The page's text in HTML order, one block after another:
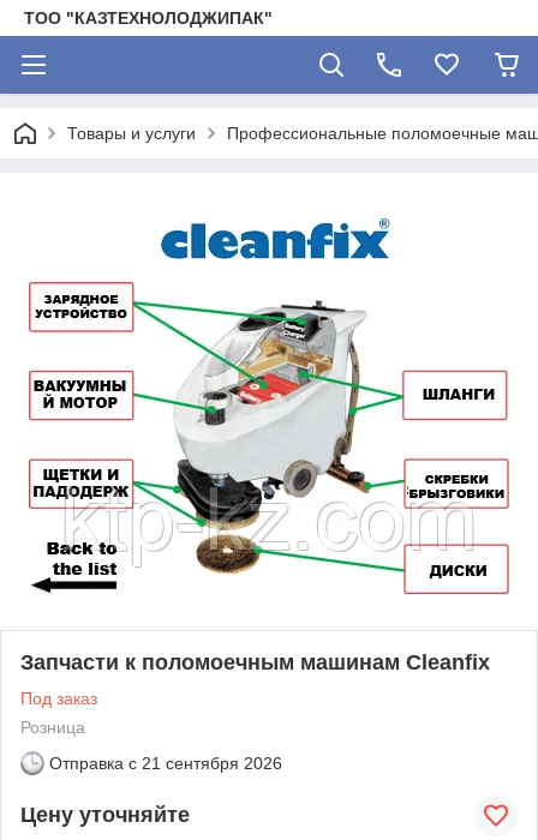
ТОО "КАЗТЕХНОЛОДЖИПАК"
Товары и услуги Профессиональные поломоечные
Запчасти к поломоечным машинам Cleanfix
Под заказ
Розница
Отправка с 21 сентября 2026
Цену уточняйте